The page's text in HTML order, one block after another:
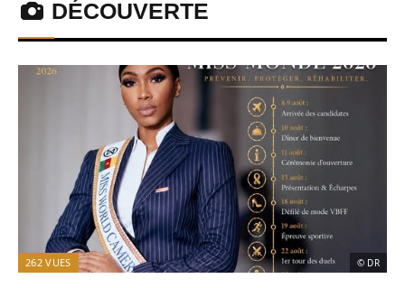
DÉCOUVERTE
262 VUES © DR